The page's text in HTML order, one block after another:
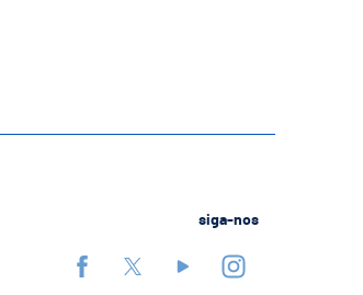
siga-nos